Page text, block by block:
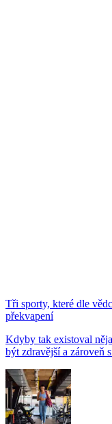
Tři sporty, které dle
překvapení
Kdyby tak existoval
být zdravější a zároveň